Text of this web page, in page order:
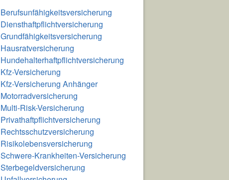
Berufsunfähigkeitsversicherung
Diensthaftpflichtversicherung
Grundfähigkeitsversicherung
Hausratversicherung
Hundehalterhaftpflichtversicherung
Kfz-Versicherung
Kfz-Versicherung Anhänger
Motorradversicherung
Multi-Risk-Versicherung
Privathaftpflichtversicherung
Rechtsschutzversicherung
Risikolebensversicherung
Schwere-Krankheiten-Versicherung
Sterbegeldversicherung